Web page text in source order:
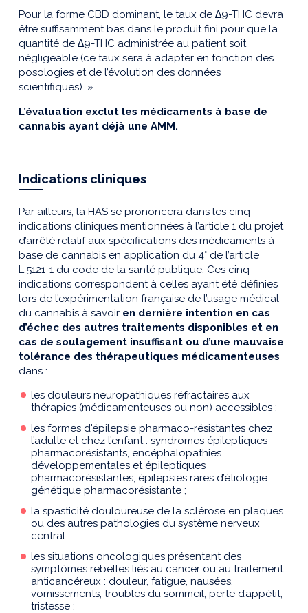
Pour la forme CBD dominant, le taux de ∆9-THC devra
être suffisamment bas dans le produit fini pour que la
quantité de ∆9-THC administrée au patient soit
négligeable (ce taux sera à adapter en fonction des
posologies et de l’évolution des données
scientifiques). »
L’évaluation exclut les médicaments à base de
cannabis ayant déjà une AMM.
Indications cliniques
Par ailleurs, la HAS se prononcera dans les cinq
indications cliniques mentionnées à l’article 1 du projet
d’arrêté relatif aux spécifications des médicaments à
base de cannabis en application du 4° de l’article
L.5121-1 du code de la santé publique. Ces cinq
indications correspondent à celles ayant été définies
lors de l’expérimentation française de l’usage médical
du cannabis à savoir en dernière intention en cas
d’échec des autres traitements disponibles et en
cas de soulagement insuffisant ou d’une mauvaise
tolérance des thérapeutiques médicamenteuses
dans :
les douleurs neuropathiques réfractaires aux
thérapies (médicamenteuses ou non) accessibles ;
les formes d'épilepsie pharmaco-résistantes chez
l’adulte et chez l’enfant : syndromes épileptiques
pharmacorésistants, encéphalopathies
développementales et épileptiques
pharmacorésistantes, épilepsies rares d’étiologie
génétique pharmacorésistante ;
la spasticité douloureuse de la sclérose en plaques
ou des autres pathologies du système nerveux
central ;
les situations oncologiques présentant des
symptômes rebelles liés au cancer ou au traitement
anticancéreux : douleur, fatigue, nausées,
vomissements, troubles du sommeil, perte d’appétit,
tristesse ;